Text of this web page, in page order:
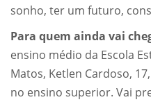
sonho, ter um futuro,
Para quem ainda vai
ensino médio da Escola
Matos, Ketlen Cardoso,
no ensino superior. Vai